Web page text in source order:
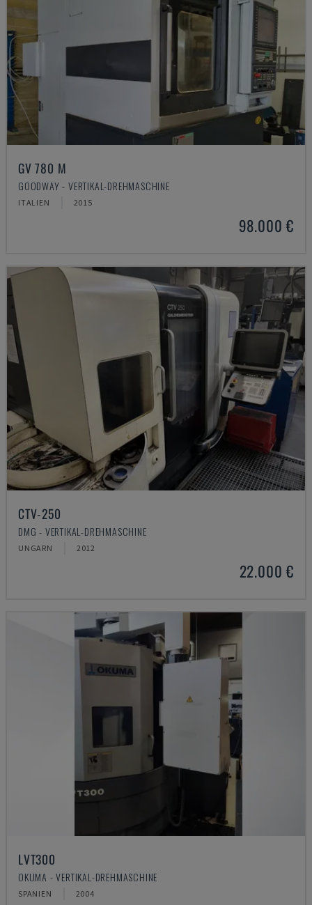
GV 780 M
GOODWAY - VERTIKAL-DREHMASCHINE
ITALIEN 2015
98.000 €
CTV-250
DMG - VERTIKAL-DREHMASCHINE
UNGARN 2012
22.000 €
LVT300
OKUMA - VERTIKAL-DREHMASCHINE
SPANIEN 2004